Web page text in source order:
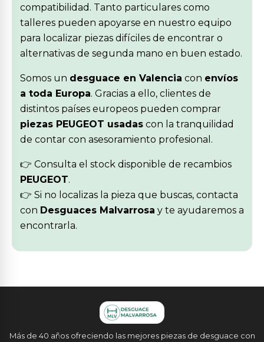
compatibilidad. Tanto particulares como
talleres pueden apoyarse en nuestro equipo
para localizar piezas difíciles de encontrar o
alternativas de segunda mano en buen estado.
Somos un desguace en Valencia con envíos
a toda Europa. Gracias a ello, clientes de
distintos países europeos pueden comprar
piezas PEUGEOT usadas con la tranquilidad
de contar con asesoramiento profesional.
👉 Consulta el stock disponible de recambios
PEUGEOT.
👉 Si no localizas la pieza que buscas, contacta
con Desguaces Malvarrosa y te ayudaremos a
encontrarla.
Más de 40 años ofreciendo las mejores piezas de desguace con